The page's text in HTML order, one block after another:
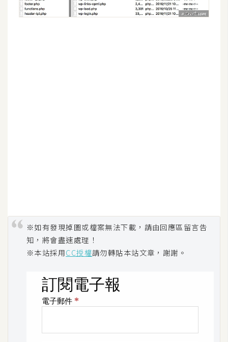
※如有發現掉圖或檔案無法下載，請由回應區留言告
知，將會盡速處理！
※本站採用CC授權請勿轉貼本站文章，謝謝。